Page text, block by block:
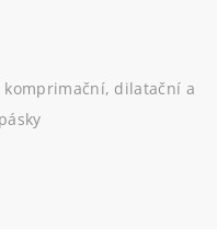
komprimační, dilatační a